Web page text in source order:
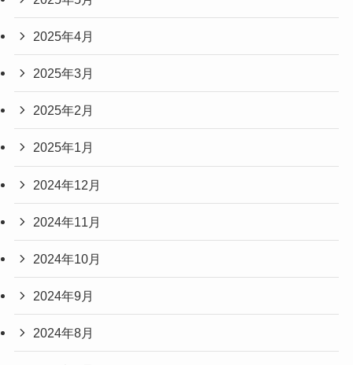
2025年4月
2025年3月
2025年2月
2025年1月
2024年12月
2024年11月
2024年10月
2024年9月
2024年8月